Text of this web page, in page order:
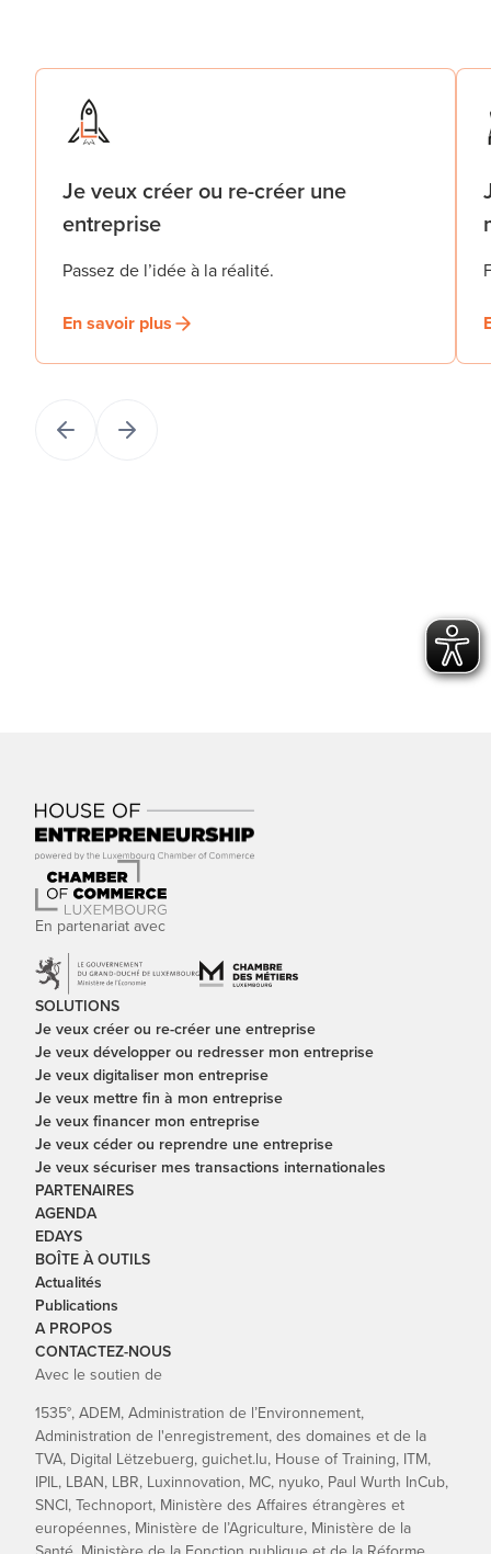
Je veux créer ou re-créer une
entreprise
Passez de l’idée à la réalité.
En savoir plus
En partenariat avec
SOLUTIONS
Je veux créer ou re-créer une entreprise
Je veux développer ou redresser mon entreprise
Je veux digitaliser mon entreprise
Je veux mettre fin à mon entreprise
Je veux financer mon entreprise
Je veux céder ou reprendre une entreprise
Je veux sécuriser mes transactions internationales
PARTENAIRES
AGENDA
EDAYS
BOÎTE À OUTILS
Actualités
Publications
A PROPOS
CONTACTEZ-NOUS
Avec le soutien de
1535°, ADEM, Administration de l’Environnement,
Administration de l'enregistrement, des domaines et de la
TVA, Digital Lëtzebuerg, guichet.lu, House of Training, ITM,
IPIL, LBAN, LBR, Luxinnovation, MC, nyuko, Paul Wurth InCub,
SNCI, Technoport, Ministère des Affaires étrangères et
européennes, Ministère de l’Agriculture, Ministère de la